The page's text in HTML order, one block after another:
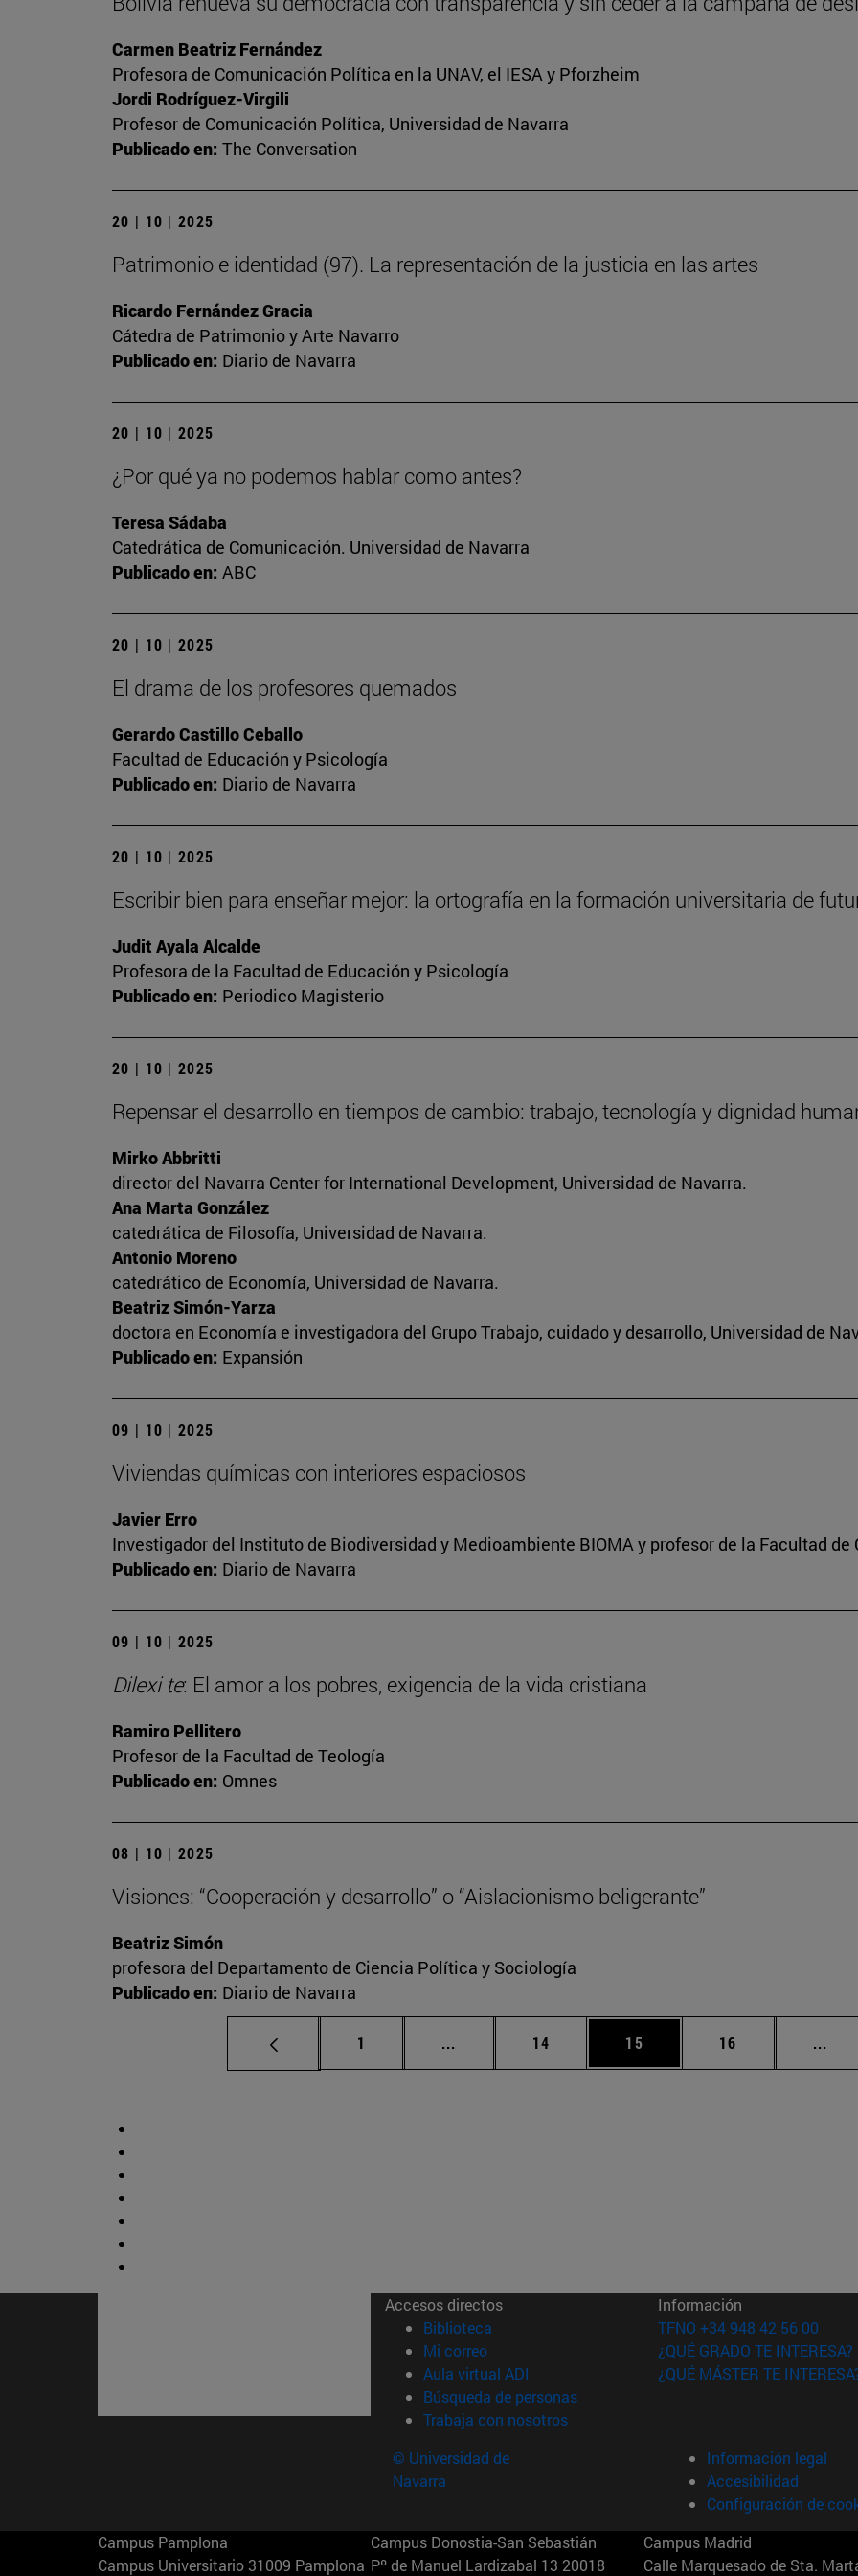
Carmen Beatriz Fernández
Profesora de Comunicación Política en la UNAV, el IESA y Pforzheim
Jordi Rodríguez-Virgili
Profesor de Comunicación Política, Universidad de Navarra
Publicado en: The Conversation
20 | 10 | 2025
Patrimonio e identidad (97). La representación de la justicia en las artes
Ricardo Fernández Gracia
Cátedra de Patrimonio y Arte Navarro
Publicado en: Diario de Navarra
20 | 10 | 2025
¿Por qué ya no podemos hablar como antes?
Teresa Sádaba
Catedrática de Comunicación. Universidad de Navarra
Publicado en: ABC
20 | 10 | 2025
El drama de los profesores quemados
Gerardo Castillo Ceballo
Facultad de Educación y Psicología
Publicado en: Diario de Navarra
20 | 10 | 2025
Escribir bien para enseñar mejor: la ortografía en la formación universitaria de
Judit Ayala Alcalde
Profesora de la Facultad de Educación y Psicología
Publicado en: Periodico Magisterio
20 | 10 | 2025
Repensar el desarrollo en tiempos de cambio: trabajo, tecnología y dignidad
Mirko Abbritti
director del Navarra Center for International Development, Universidad de Navarra.
Ana Marta González
catedrática de Filosofía, Universidad de Navarra.
Antonio Moreno
catedrático de Economía, Universidad de Navarra.
Beatriz Simón-Yarza
doctora en Economía e investigadora del Grupo Trabajo, cuidado y desarrollo, Universidad de
Publicado en: Expansión
09 | 10 | 2025
Viviendas químicas con interiores espaciosos
Javier Erro
Investigador del Instituto de Biodiversidad y Medioambiente BIOMA y profesor de la Facultad de
Publicado en: Diario de Navarra
09 | 10 | 2025
Dilexi te: El amor a los pobres, exigencia de la vida cristiana
Ramiro Pellitero
Profesor de la Facultad de Teología
Publicado en: Omnes
08 | 10 | 2025
Visiones: “Cooperación y desarrollo” o “Aislacionismo beligerante”
Beatriz Simón
profesora del Departamento de Ciencia Política y Sociología
Publicado en: Diario de Navarra
Página
1 ... Páginas intermedias Use TAB para desplazarse.
Página
14 Página
15 Página
16 ...
Accesos directos
Biblioteca (abre en nueva ventana)
Mi correo(abre en nueva ventana)
Aula virtual ADI (abre en nueva ventana)
Búsqueda de personas(abre en nueva ventana)
Trabaja con nosotros(abre en nueva ventana)
Información
TFNO +34 948 42 56 00
¿QUÉ GRADO TE INTERESA?
¿QUÉ MÁSTER TE
© Universidad de
Navarra
Información legal
Accesibilidad
Configuración de
Campus Pamplona
Campus Universitario 31009 Pamplona
Campus Donostia-San Sebastián
Pº de Manuel Lardizabal 13 20018
Campus Madrid
Calle Marquesado de Sta.